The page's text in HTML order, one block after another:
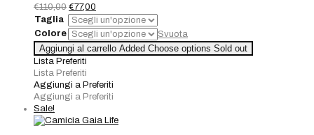
€110,00 Il
prezzo
originale
era:
€110,00.
€77,00
prezzo
attuale
è:
€77,00.
Taglia
Colore
Svuota
Maglia
Marina
Talia
quantità
Aggiungi al carrello Added Choose options Sold out
Lista Preferiti
Lista Preferiti
Aggiungi a Preferiti
Aggiungi a Preferiti
Sale!